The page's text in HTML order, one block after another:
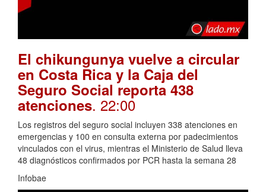
El chikungunya vuelve a circular
en Costa Rica y la Caja del
Seguro Social reporta 438
atenciones. 22:00
Los registros del seguro social incluyen 338 atenciones en
emergencias y 100 en consulta externa por padecimientos
vinculados con el virus, mientras el Ministerio de Salud lleva
48 diagnósticos confirmados por PCR hasta la semana 28
Infobae